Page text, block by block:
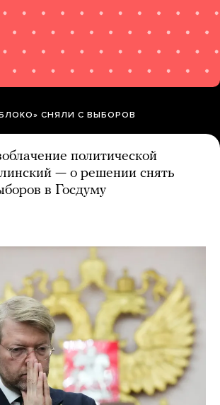
СНЯЛИ С ВЫБОРОВ
политической
— о решении снять
в Госдуму